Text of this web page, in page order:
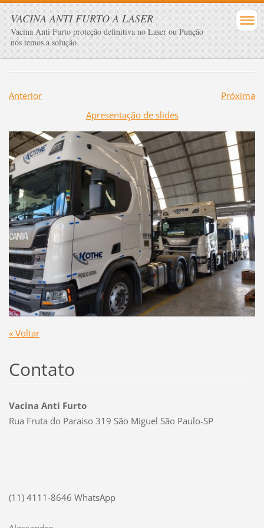
VACINA ANTI FURTO A LASER
Vacina Anti Furto proteção definitiva no Laser ou Punção
nós temos a solução
Anterior
Próxima
Apresentação de slides
« Voltar
Contato
Vacina Anti Furto
Rua Fruta do Paraiso 319 São Miguel São Paulo-SP
(11) 4111-8646 WhatsApp